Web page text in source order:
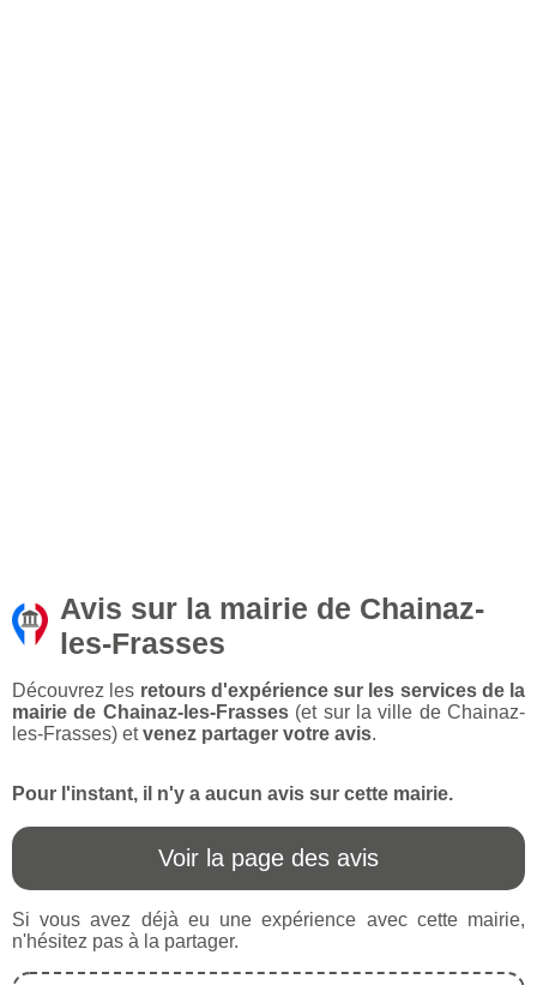
Avis sur la mairie de Chainaz-
les-Frasses
Découvrez les retours d'expérience sur les services de la
mairie de Chainaz-les-Frasses(et sur la ville de Chainaz-
les-Frasses) etvenez partager votre avis.
Pour l'instant, il n'y a aucun avis sur cette mairie.
Voir la page des avis
Si vous avez déjà eu une expérience avec cette mairie,
n'hésitez pas à la partager.